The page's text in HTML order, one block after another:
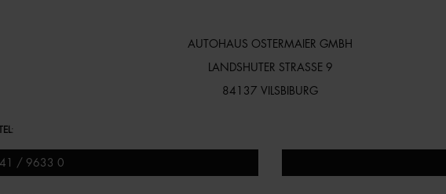
AUTOHAUS OSTERMAIER GMBH
LANDSHUTER STRASSE 9
84137 VILSBIBURG
:
/ 9633 0